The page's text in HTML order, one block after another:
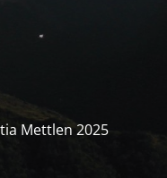
Mettlen 2025